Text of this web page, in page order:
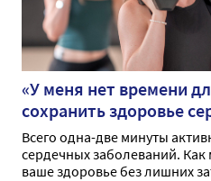
«У меня нет времени
сохранить здоровье
Всего одна-две минуты
сердечных заболеваний. Как
ваше здоровье без лишних